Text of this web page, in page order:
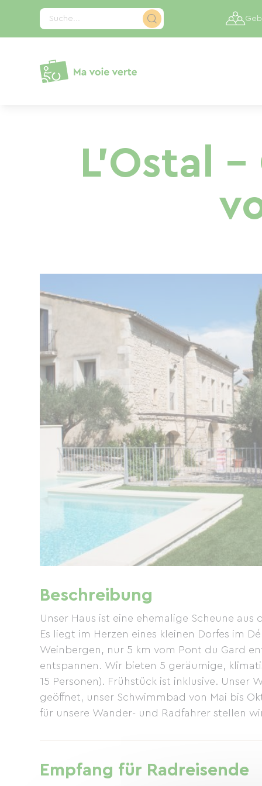
Suche...
L'Ostal -
Beschreibung
Unser Haus ist eine ehemalige Scheune aus
Es liegt im Herzen eines kleinen Dorfes im
Weinbergen, nur 5 km vom Pont du Gard
entspannen. Wir bieten 5 geräumige,
15 Personen). Frühstück ist inklusive. Unser
geöffnet, unser Schwimmbad von Mai bis
für unsere Wander- und Radfahrer stellen
Empfang für Radreisende
Cookie-Einstellungen